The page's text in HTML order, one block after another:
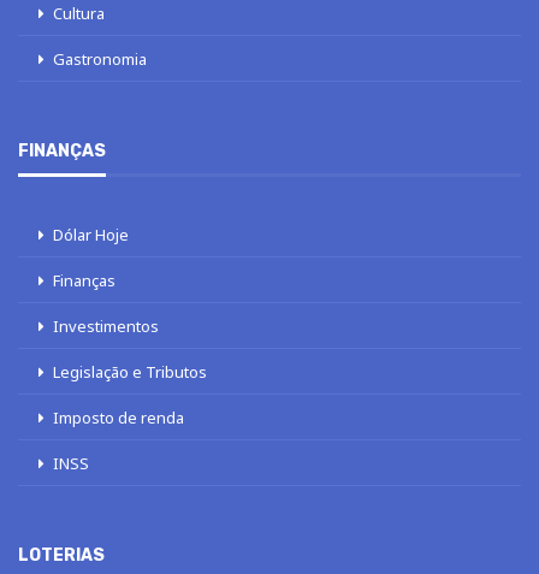
Cultura
Gastronomia
FINANÇAS
Dólar Hoje
Finanças
Investimentos
Legislação e Tributos
Imposto de renda
INSS
LOTERIAS